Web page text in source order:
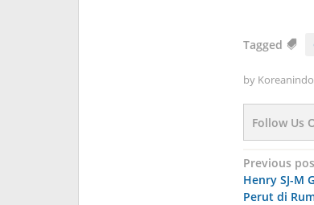
Tagged
by Koreanindo
Follow Us
Post
Previous
Henry SJ-M
Perut di